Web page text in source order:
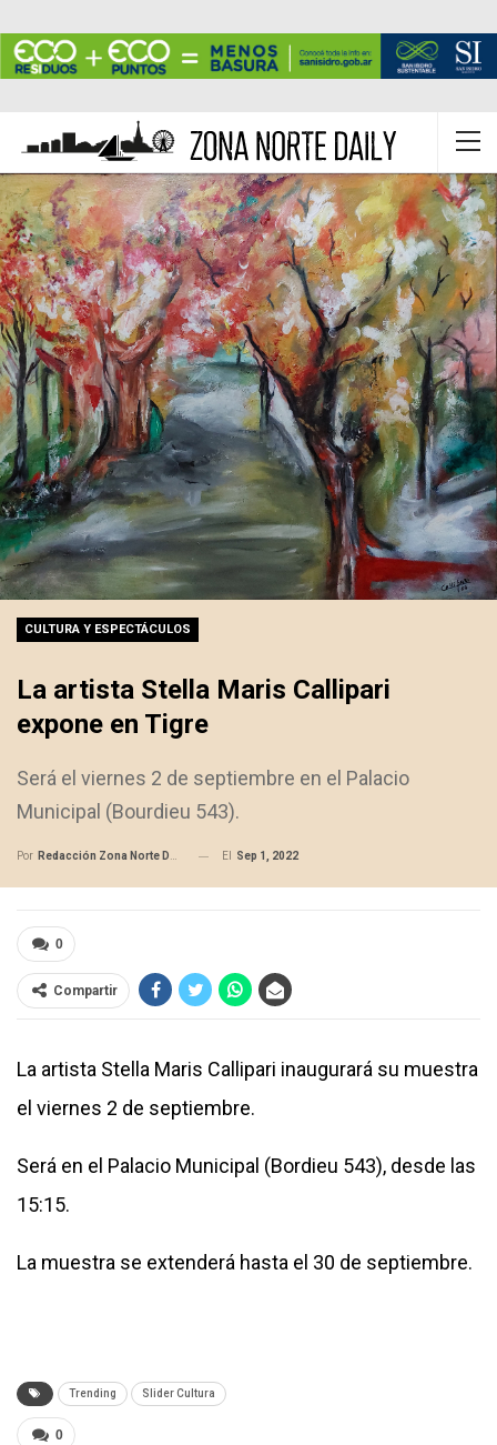
CULTURA Y ESPECTÁCULOS
La artista Stella Maris Callipari
expone en Tigre
Será el viernes 2 de septiembre en el Palacio
Municipal (Bourdieu 543).
Por Redacción Zona Norte Daily El Sep 1, 2022
0
Compartir
La artista Stella Maris Callipari inaugurará su muestra
el viernes 2 de septiembre.
Será en el Palacio Municipal (Bordieu 543), desde las
15:15.
La muestra se extenderá hasta el 30 de septiembre.
Trending Slider Cultura
0